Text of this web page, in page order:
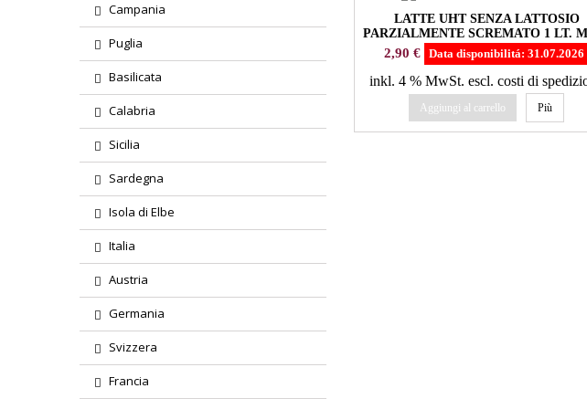
Campania
Puglia
Basilicata
Calabria
Sicilia
Sardegna
Isola di Elbe
Italia
Austria
Germania
Svizzera
Francia
LATTE UHT SENZA LATTOSIO
PARZIALMENTE SCREMATO 1 LT.
LATTERIA
Prezzo
2,90 € Data disponibilitá: 31.07.2026
inkl. 4 % MwSt.escl. costi di
Aggiungi al carrello Più